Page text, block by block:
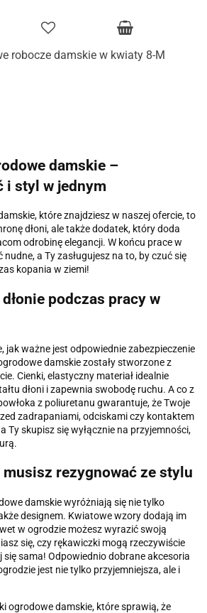
robocze damskie w kwiaty 8-M
damskie –
i styl w jednym
które znajdziesz w naszej ofercie, to
dłoni, ale także dodatek, który doda
odrobinę elegancji. W końcu prace w
a Ty zasługujesz na to, by czuć się
kopania w ziemi!
podczas pracy w
jak ważne jest odpowiednie zabezpieczenie
damskie zostały stworzone z
Cienki, elastyczny materiał idealnie
dłoni i zapewnia swobodę ruchu. A co z
z poliuretanu gwarantuje, że Twoje
zadrapaniami, odciskami czy kontaktem
Ty skupisz się wyłącznie na przyjemności,
rezygnować ze stylu
damskie wyróżniają się nie tylko
designem. Kwiatowe wzory dodają im
w ogrodzie możesz wyrazić swoją
się, czy rękawiczki mogą rzeczywiście
się sama! Odpowiednio dobrane akcesoria
jest nie tylko przyjemniejsza, ale i
ogrodowe damskie, które sprawią, że